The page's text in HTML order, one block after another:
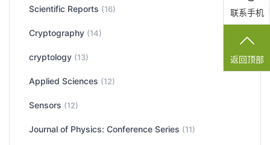
Scientific Reports (16)
Cryptography (14)
cryptology (13)
Applied Sciences (12)
Sensors (12)
Journal of Physics: Conference Series (11)
联系手机
返回顶部